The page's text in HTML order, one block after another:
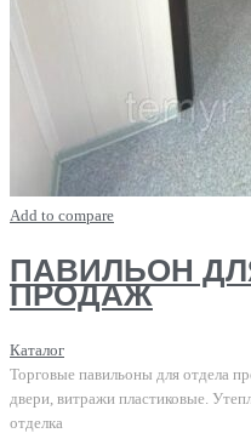
Add to compare
ПАВИЛЬОН
ПРОДАЖ
Каталог
Торговые павильоны для отдела
двери, витражи пластиковые.
отделка